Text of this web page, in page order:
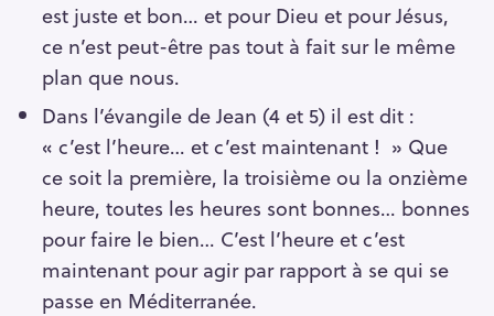
est juste et bon… et pour Dieu et pour Jésus,
ce n’est peut-être pas tout à fait sur le même
plan que nous.
Dans l’évangile de Jean (4 et 5) il est dit :
« c’est l’heure… et c’est maintenant ! » Que
ce soit la première, la troisième ou la onzième
heure, toutes les heures sont bonnes… bonnes
pour faire le bien… C’est l’heure et c’est
maintenant pour agir par rapport à se qui se
passe en Méditerranée.